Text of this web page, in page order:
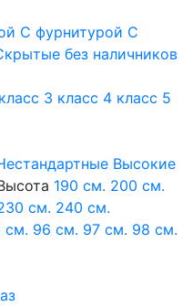
С фурнитурой С
без наличников
3 класс 4 класс 5
Высокие
190 см. 200 см.
см. 240 см.
см. 96 см. 97 см. 98 см.